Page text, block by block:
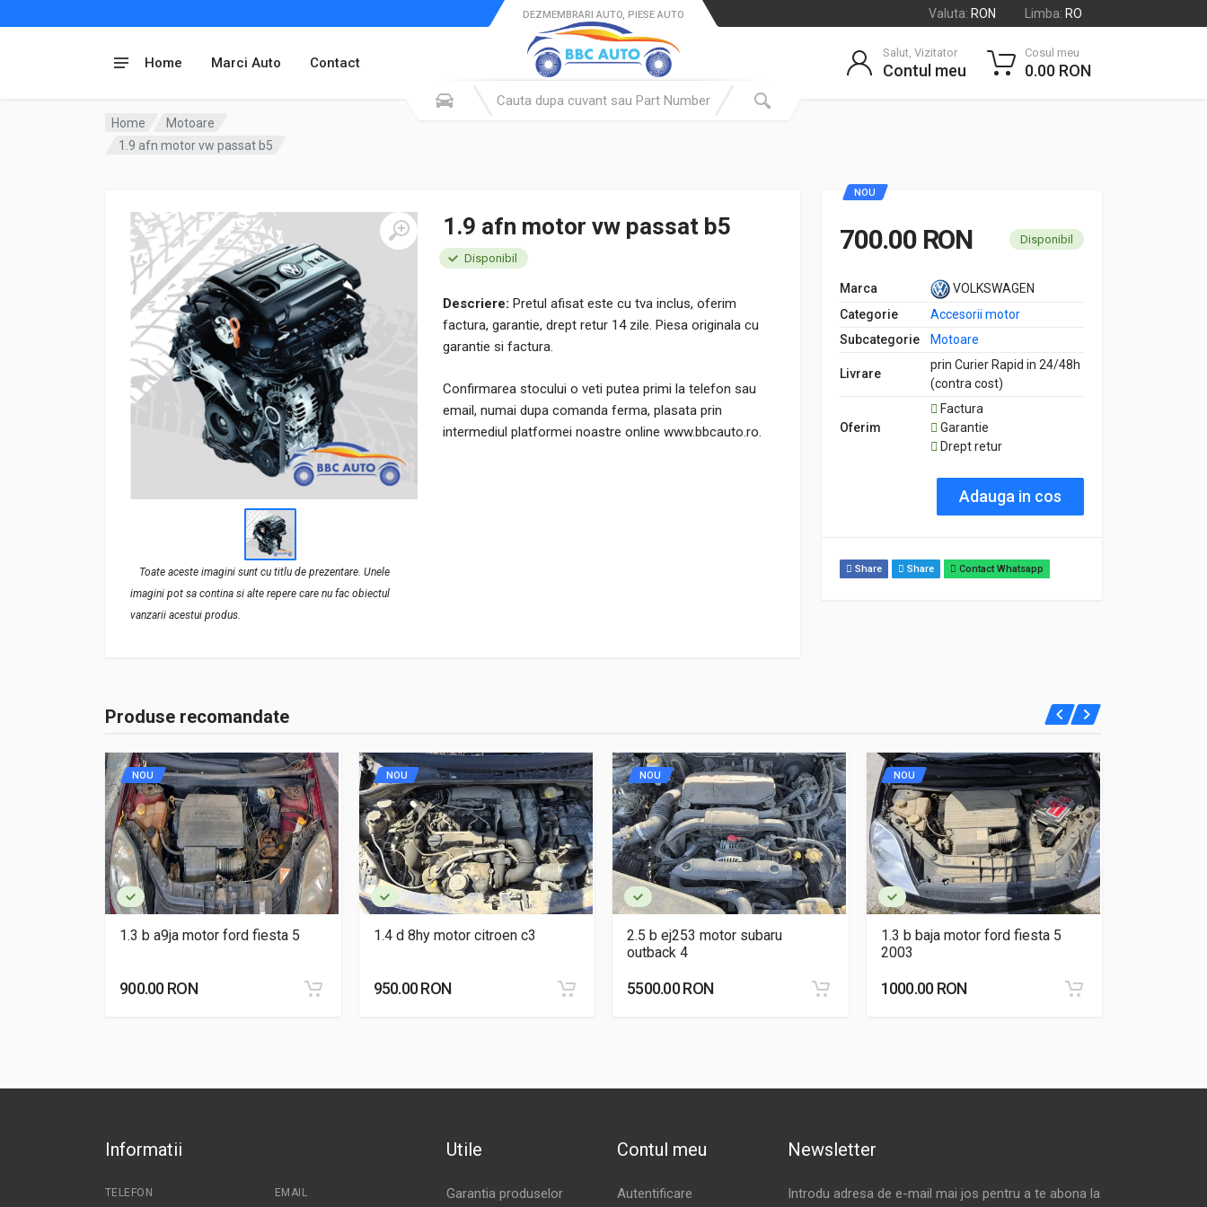
Valuta: RON Limba: RO
Home Marci Auto Contact
DEZMEMBRARI AUTO, PIESE AUTO
Salut, Vizitator
Contul meu
Cosul meu
0.00 RON
Home
Motoare
1.9 afn motor vw passat b5
Toate aceste imagini sunt cu titlu de prezentare. Unele
imagini pot sa contina si alte repere care nu fac obiectul
vanzarii acestui produs.
1.9 afn motor vw passat b5
Disponibil
Descriere: Pretul afisat este cu tva inclus, oferim
factura, garantie, drept retur 14 zile. Piesa originala cu
garantie si factura.
Confirmarea stocului o veti putea primi la telefon sau
email, numai dupa comanda ferma, plasata prin
intermediul platformei noastre online www.bbcauto.ro.
NOU
700.00 RON Disponibil
Marca
VOLKSWAGEN
Categorie
Accesorii motor
Subcategorie
Motoare
Livrare
prin Curier Rapid in 24/48h
(contra cost)
Oferim
Factura
Garantie
Drept retur
Adauga in cos
Share Share Contact Whatsapp
Produse recomandate
NOU
1.3 b a9ja motor ford fiesta 5
900.00 RON
NOU
1.4 d 8hy motor citroen c3
950.00 RON
NOU
2.5 b ej253 motor subaru
outback 4
5500.00 RON
NOU
1.3 b baja motor ford fiesta 5
2003
1000.00 RON
Informatii
TELEFON EMAIL
Utile
Garantia produselor
Contul meu
Autentificare
Newsletter
Introdu adresa de e-mail mai jos pentru a te abona la